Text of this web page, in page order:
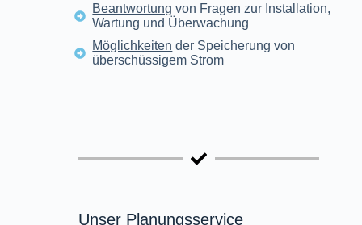
Beantwortung von Fragen zur Installation,
Wartung und Überwachung
Möglichkeiten der Speicherung von
überschüssigem Strom
Unser Planungsservice